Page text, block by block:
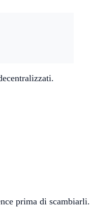
prima di scambiarli.